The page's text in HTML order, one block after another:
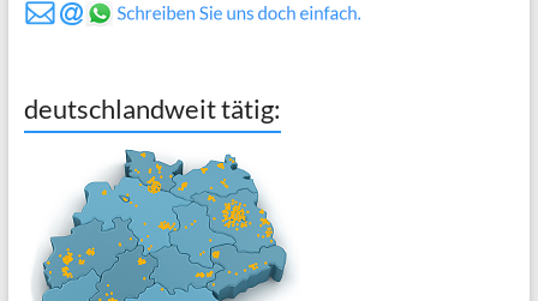
deutschlandweit tätig: